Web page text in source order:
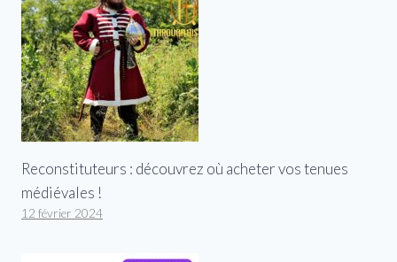
Reconstituteurs : découvrez où acheter vos tenues
médiévales !
12 février 2024